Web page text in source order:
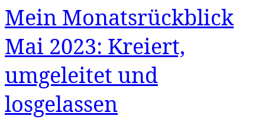
Mein Monatsrückblick
Mai 2023: Kreiert,
umgeleitet und
losgelassen